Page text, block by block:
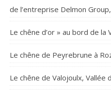
de l’entreprise Delmon
Le chêne d’or » au bord de
Le chêne de Peyrebrune à
Le chêne de Valojoulx, Vallée